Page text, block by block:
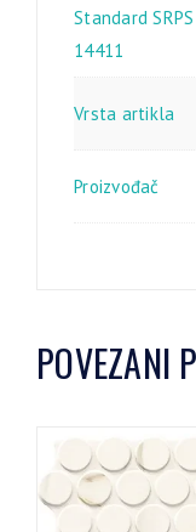
Standard SRPS
14411
Vrsta artikla
Proizvođač
POVEZANI